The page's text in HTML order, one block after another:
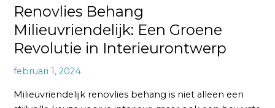
Renovlies Behang
Milieuvriendelijk: Een Groene
Revolutie in Interieurontwerp
februari 1, 2024
Milieuvriendelijk renovlies behang is niet alleen een